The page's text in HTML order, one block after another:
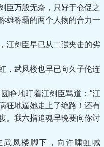
万般无奈，只好于仓促之
雄称霸的两个人物的合力一
剑臣早已从二强夹击的劣
武凤楼也早已向久子伦连
地盯着江剑臣骂道：“江
狂地逼她走上了绝路！还有
。我六指追魂早晚要向你讨
凤楼脚下，向许啸虹喊